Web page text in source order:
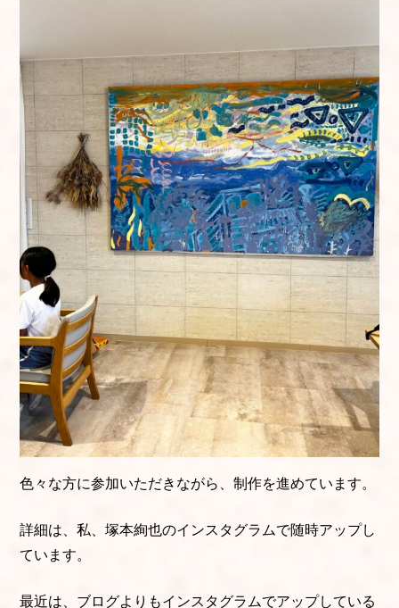
色々な方に参加いただきながら、制作を進めています。
詳細は、私、塚本絢也のインスタグラムで随時アップし
ています。
最近は、ブログよりもインスタグラムでアップしている